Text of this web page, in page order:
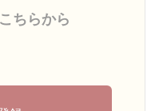
ちらから